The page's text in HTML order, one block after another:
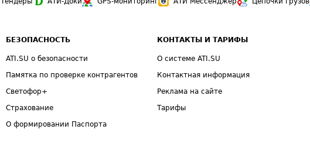
БЕЗОПАСНОСТЬ
ATI.SU о безопасности
Памятка по проверке контрагентов
Светофор+
Страхование
О формировании Паспорта
КОНТАКТЫ И ТАРИФЫ
О системе ATI.SU
Контактная информация
Реклама на сайте
Тарифы